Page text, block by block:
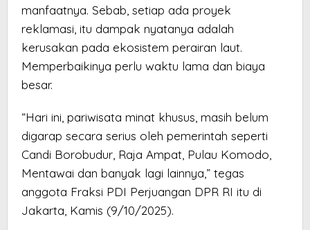
manfaatnya. Sebab, setiap ada proyek
reklamasi, itu dampak nyatanya adalah
kerusakan pada ekosistem perairan laut.
Memperbaikinya perlu waktu lama dan biaya
besar.
“Hari ini, pariwisata minat khusus, masih belum
digarap secara serius oleh pemerintah seperti
Candi Borobudur, Raja Ampat, Pulau Komodo,
Mentawai dan banyak lagi lainnya,” tegas
anggota Fraksi PDI Perjuangan DPR RI itu di
Jakarta, Kamis (9/10/2025).